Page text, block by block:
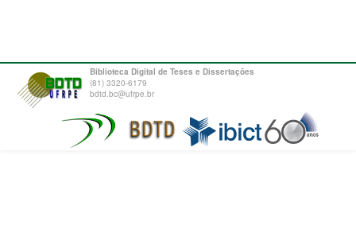
Biblioteca Digital de Teses e Dissertações
(81) 3320-6179
bdtd.bc@ufrpe.br